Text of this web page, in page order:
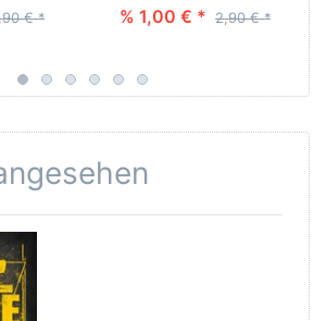
€ * % 1,00 € * 2,90 € *